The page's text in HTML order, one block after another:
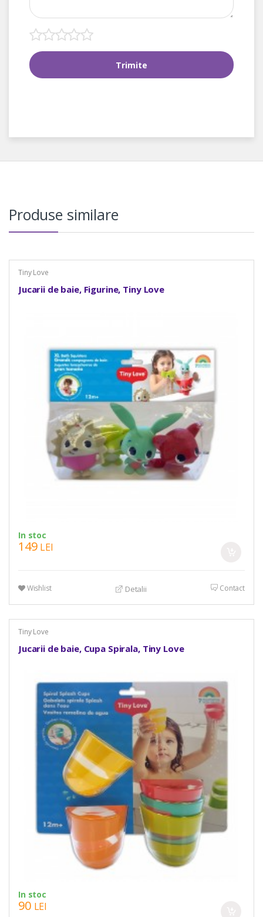
Produse similare
Tiny Love
Jucarii de baie, Figurine, Tiny Love
In stoc
149 LEI
Wishlist Detalii Contact
Tiny Love
Jucarii de baie, Cupa Spirala, Tiny Love
In stoc
90 LEI